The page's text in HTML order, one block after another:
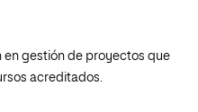
en gestión de proyectos que
acreditados.